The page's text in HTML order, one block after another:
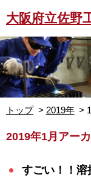
大阪府立佐野
トップ 2019年
2019年1月アー
すごい！！溶